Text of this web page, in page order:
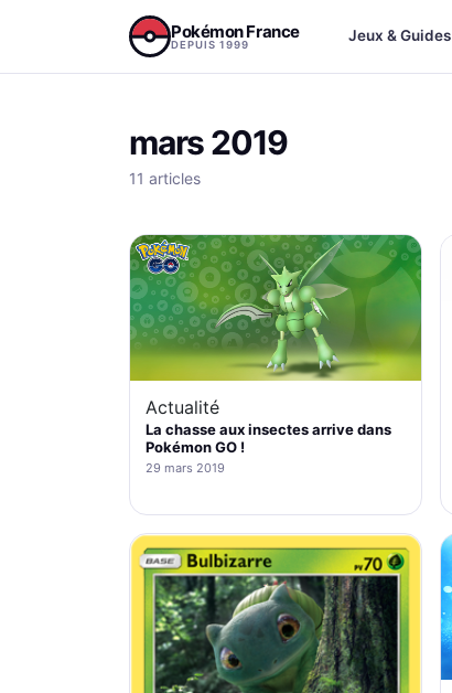
Pokémon France
DEPUIS 1999
Jeux & Guides
mars 2019
11 articles
Actualité
La chasse aux insectes arrive dans
Pokémon GO !
29 mars 2019